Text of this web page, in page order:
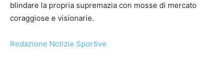
blindare la propria supremazia con mosse di mercato
coraggiose e visionarie.
Redazione Notizie Sportive